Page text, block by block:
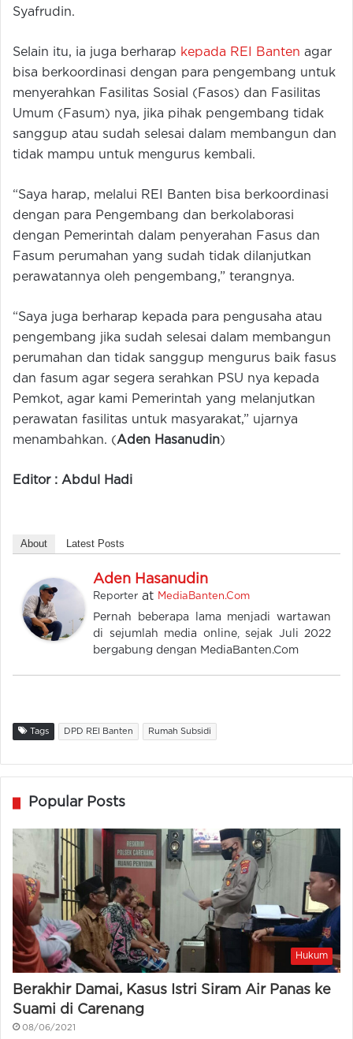
Syafrudin.
Selain itu, ia juga berharap kepada REI Banten agar
bisa berkoordinasi dengan para pengembang untuk
menyerahkan Fasilitas Sosial (Fasos) dan Fasilitas
Umum (Fasum) nya, jika pihak pengembang tidak
sanggup atau sudah selesai dalam membangun dan
tidak mampu untuk mengurus kembali.
“Saya harap, melalui REI Banten bisa berkoordinasi
dengan para Pengembang dan berkolaborasi
dengan Pemerintah dalam penyerahan Fasus dan
Fasum perumahan yang sudah tidak dilanjutkan
perawatannya oleh pengembang,” terangnya.
“Saya juga berharap kepada para pengusaha atau
pengembang jika sudah selesai dalam membangun
perumahan dan tidak sanggup mengurus baik fasus
dan fasum agar segera serahkan PSU nya kepada
Pemkot, agar kami Pemerintah yang melanjutkan
perawatan fasilitas untuk masyarakat,” ujarnya
menambahkan. (Aden Hasanudin)
Editor : Abdul Hadi
About Latest Posts
Aden Hasanudin
Reporter at MediaBanten.Com
Pernah beberapa lama menjadi wartawan
di sejumlah media online, sejak Juli 2022
bergabung dengan MediaBanten.Com
Tags DPD REI Banten Rumah Subsidi
Popular Posts
Hukum
Berakhir Damai, Kasus Istri Siram Air Panas ke
Suami di Carenang
08/06/2021